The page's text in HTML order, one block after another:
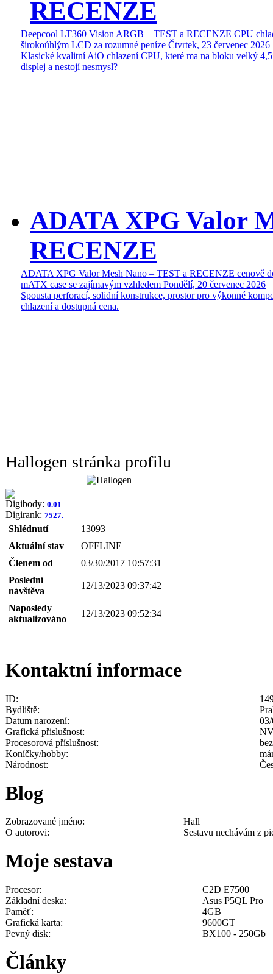
RECENZE
Deepcool LT360 Vision ARGB – TEST a RECENZE CPU
širokoúhlým LCD za rozumné peníze Čtvrtek, 23 červenec 2026
Klasické kvalitní AiO chlazení CPU, které ma na bloku velký
displej a nestojí nesmysl?
ADATA XPG Valor
RECENZE
ADATA XPG Valor Mesh Nano – TEST a RECENZE cenově
mATX case se zajímavým vzhledem Pondělí, 20 červenec 2026
Spousta perforací, solidní konstrukce, prostor pro výkonné
chlazení a dostupná cena.
Hallogen stránka profilu
Digibody: 0.01
Digirank: 7527.
Shlédnutí
13093
Aktuální stav
OFFLINE
Členem od
03/30/2017 10:57:31
Poslední
návštěva
12/13/2023 09:37:42
Naposledy
aktualizováno
12/13/2023 09:52:34
Kontaktní informace
ID:
Bydliště:
Datum narození:
Grafická přislušnost:
Procesorová příslušnost:
Koníčky/hobby:
Národnost:
Blog
Zobrazované jméno:
Hall
O autorovi:
Sestavu nechávám z
Moje sestava
Procesor:
C2D E7500
Základní deska:
Asus P5QL Pro
Paměť:
4GB
Grafická karta:
9600GT
Pevný disk:
BX100 - 250Gb
Články